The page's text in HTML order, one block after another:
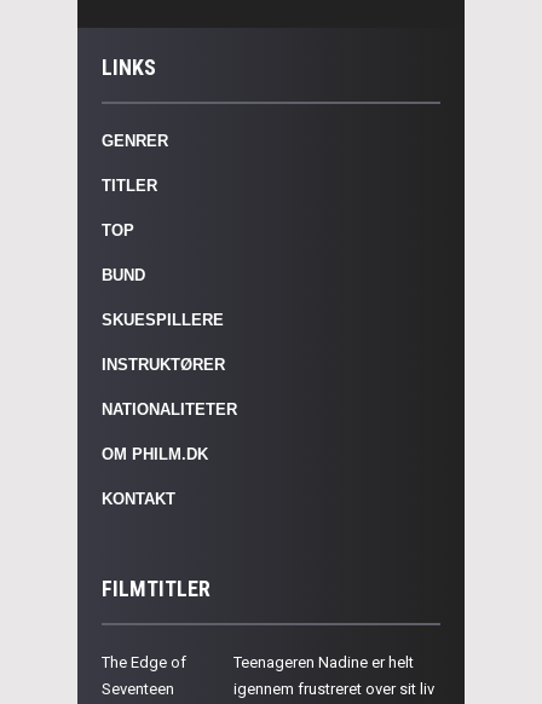
LINKS
GENRER
TITLER
TOP
BUND
SKUESPILLERE
INSTRUKTØRER
NATIONALITETER
OM PHILM.DK
KONTAKT
FILMTITLER
The Edge of
Seventeen
Teenageren Nadine er helt
igennem frustreret over sit liv